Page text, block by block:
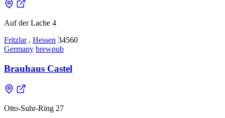
Auf der Lache 4
Fritzlar , Hessen 34560
Germany brewpub
Brauhaus Castel
Otto-Suhr-Ring 27